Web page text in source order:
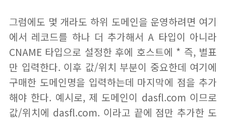
그럼에도 몇 개라도 하위 도메인을 운영하려면 여기
에서 레코드를 하나 더 추가해서 A 타입이 아니라
CNAME 타입으로 설정한 후에 호스트에 * 즉, 별표
만 입력한다. 이후 값/위치 부분이 중요한데 여기에
구매한 도메인명을 입력하는데 마지막에 점을 추가
해야 한다. 예시로, 제 도메인이 dasfl.com 이므로
값/위치에 dasfl.com. 이라고 끝에 점만 추가한 도